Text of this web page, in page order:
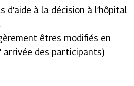
à la décision à l’hôpital.
êtres modifiés en
arrivée des participants)